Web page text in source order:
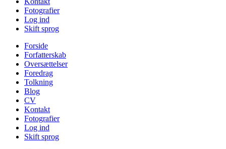
Fotografier
Log ind
Skift sprog
Forside
Forfatterskab
Oversættelser
Foredrag
Tolkning
Blog
CV
Kontakt
Fotografier
Log ind
Skift sprog